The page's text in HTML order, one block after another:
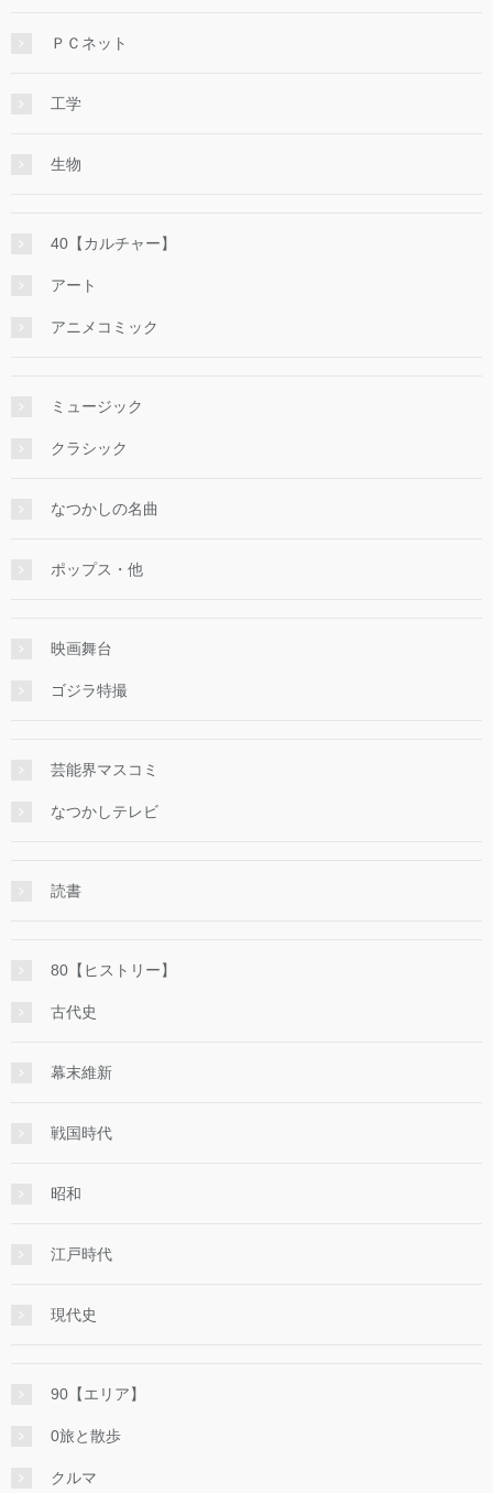
ＰＣネット
工学
生物
40【カルチャー】
アート
アニメコミック
ミュージック
クラシック
なつかしの名曲
ポップス・他
映画舞台
ゴジラ特撮
芸能界マスコミ
なつかしテレビ
読書
80【ヒストリー】
古代史
幕末維新
戦国時代
昭和
江戸時代
現代史
90【エリア】
0旅と散歩
クルマ